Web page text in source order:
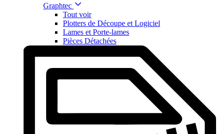
Graphtec
Tout voir
Plotters de Découpe et Logiciel
Lames et Porte-lames
Pièces Détachées